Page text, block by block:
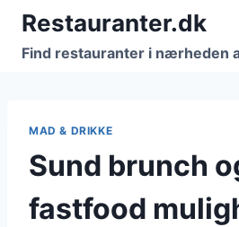
Fortsæt
indhold
Restauranter.dk
Find restauranter i nærheden
MAD & DRIKKE
Sund brunch
fastfood